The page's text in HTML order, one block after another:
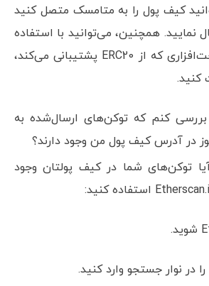
کیف پول را به متامسک متصل کنید
نمایید. همچنین، می‌توانید با استفاده
از یک کیف پول سخت‌افزاری که از ERC20 پشتیبانی می‌کند،
کنید.
بررسی کنم که توکن‌های ارسال‌شده به
توکن‌های شما در کیف پولتان وجود
در نوار جستجو وارد کنید.